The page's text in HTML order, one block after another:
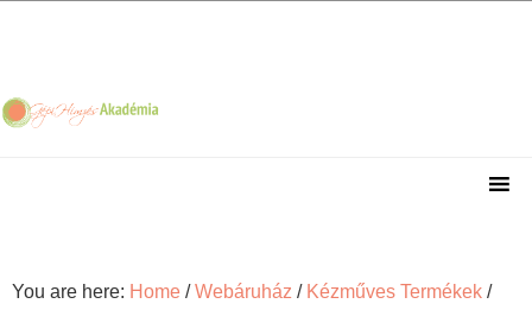
navigation
content
sidebar
You are here: Home / Webáruház / Kézműves Termékek /